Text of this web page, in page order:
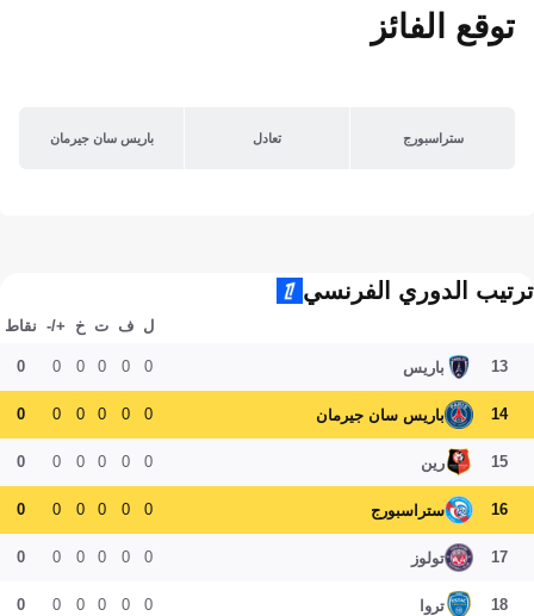
توقع الفائز
ستراسبورج تعادل باريس سان جيرمان
ترتيب الدوري الفرنسي
ل ف ت خ +/- نقاط
13 باريس 0
0
0
0
0
0
14 باريس سان جيرمان 0
0
0
0
0
0
15 رين 0
0
0
0
0
0
16 ستراسبورج 0
0
0
0
0
0
17 تولوز 0
0
0
0
0
0
18 تروا 0
0
0
0
0
0